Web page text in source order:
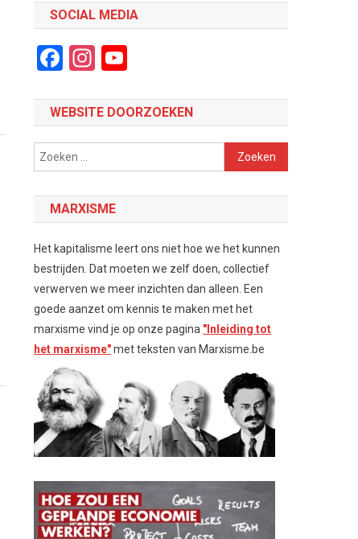
SOCIAL MEDIA
Facebook
Instagram
WEBSITE DOORZOEKEN
Zoeken
naar:
MARXISME
Het kapitalisme leert ons niet hoe we het kunnen
bestrijden. Dat moeten we zelf doen, collectief
verwerven we meer inzichten dan alleen. Een
goede aanzet om kennis te maken met het
marxisme vind je op onze pagina "Inleiding tot
het marxisme"met teksten van Marxisme.be